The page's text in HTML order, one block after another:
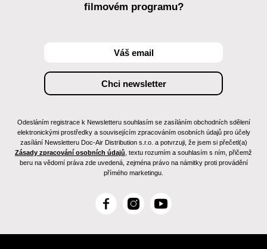
filmovém programu?
Odesláním registrace k Newsletteru souhlasím se zasíláním obchodních sdělení
elektronickými prostředky a souvisejícím zpracováním osobních údajů pro účely
zasílání Newsletteru Doc-Air Distribution s.r.o. a potvrzuji, že jsem si přečetl(a)
Zásady zpracování osobních údajů , textu rozumím a souhlasím s ním, přičemž
beru na vědomí práva zde uvedená, zejména právo na námitky proti provádění
přímého marketingu.
F
c
I
s
Y
u